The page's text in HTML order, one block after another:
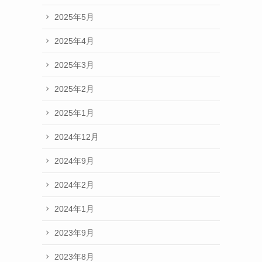
2025年5月
2025年4月
2025年3月
2025年2月
2025年1月
2024年12月
2024年9月
2024年2月
2024年1月
2023年9月
2023年8月